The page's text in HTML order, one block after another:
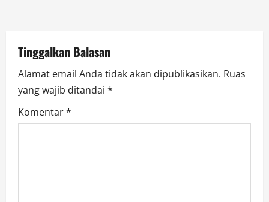
o
n
Tinggalkan Balasan
Alamat email Anda tidak akan dipublikasikan. Ruas
yang wajib ditandai *
Komentar*